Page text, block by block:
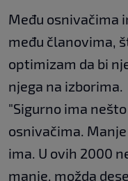
Među osnivačima
među članovima,
optimizam da bi
njega na izborima.
"Sigurno ima
osnivačima.
ima. U ovih 2000
manje, možda